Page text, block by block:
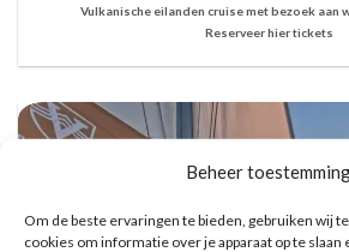
Beheer
Om de beste ervaringen te bieden, gebruiken wij
cookies om informatie over je apparaat op te slaan
Vulkanische eilanden cruise met bezoek aan
Reserveer hier tickets